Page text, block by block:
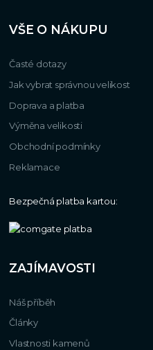
VŠE O NÁKUPU
Časté dotazy
Jak vybrat správnou velikost
Doprava a platba
Výměna velikosti
Obchodní podmínky
Reklamace
Bezpečná platba kartou:
ZAJÍMAVOSTI
Náš příběh
Články
Vlastnosti kamenů